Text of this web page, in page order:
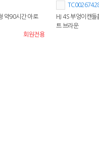
약90시간 아로
회원전용
HJ 4S 부엉이캔들
트 브라운